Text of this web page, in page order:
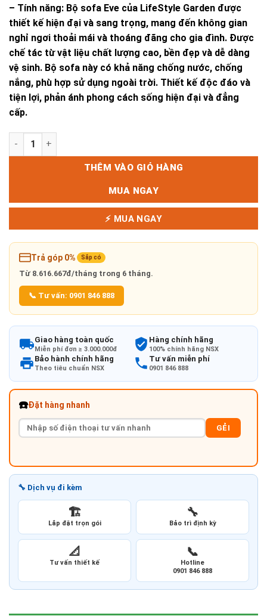
– Tính năng: Bộ sofa Eve của LifeStyle Garden được
thiết kế hiện đại và sang trọng, mang đến không gian
nghỉ ngơi thoải mái và thoáng đãng cho gia đình. Được
chế tác từ vật liệu chất lượng cao, bền đẹp và dễ dàng
vệ sinh. Bộ sofa này có khả năng chống nước, chống
nắng, phù hợp sử dụng ngoài trời. Thiết kế độc đáo và
tiện lợi, phản ánh phong cách sống hiện đại và đẳng
cấp.
Bộ sofa Eve số lượng
THÊM VÀO GIỎ HÀNG
MUA NGAY
⚡ MUA NGAY
Trả góp 0% Sắp có
Từ 8.616.667đ/tháng trong 6 tháng.
📞 Tư vấn: 0901 846 888
Giao hàng toàn quốc
Miễn phí đơn ≥ 3.000.000đ
Hàng chính hãng
100% chính hãng NSX
Bảo hành chính hãng
Theo tiêu chuẩn NSX
Tư vấn miễn phí
0901 846 888
☎️Đặt hàng nhanh
GẺI
🔧 Dịch vụ đi kèm
🏗️
Lắp đặt trọn gói
🔧
Bảo trì định kỳ
📐
Tư vấn thiết kế
📞
Hotline
0901 846 888